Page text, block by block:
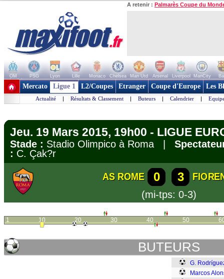
A retenir : Palmarès Coupe du
OM PSG Lyon Lille Monaco Chelsea Man Utd Arsenal Liverpool ManCity
+ de clubs
Mercato Ligue 1 L2/Coupes Etranger Coupe d'Europe Les
Actualité | Résultats & Classement | Buteurs | Calendrier |
Jeu. 19 Mars 2015, 19h00 - LIGUE
Stade : Stadio Olimpico à Roma |
: C. Çak?r
AS ROME 0 3
(mi-tps: 0-3)
1 10 20 30 40 50
BUTEURS
G.
Marcos